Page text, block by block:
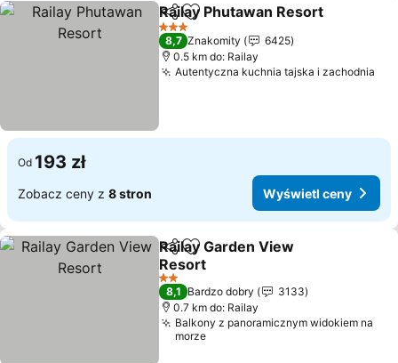
Udostępnij
Dodaj do ulubionych
Railay Phutawan Resort
3 Kategoria
8,7 Znakomity
6425
0.5 km do: Railay
Autentyczna kuchnia tajska i zachodnia
Od 193 zł
Zobacz ceny z 8 stron Wyświetl ceny
Udostępnij
Dodaj do ulubionych
Railay Garden View
Resort
Wyświetl ceny
2 Kategoria
8,1 Bardzo dobry
3133
0.7 km do: Railay
Balkony z panoramicznym widokiem na
morze